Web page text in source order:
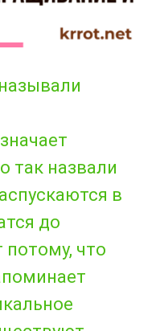
так назвали
в
до
что